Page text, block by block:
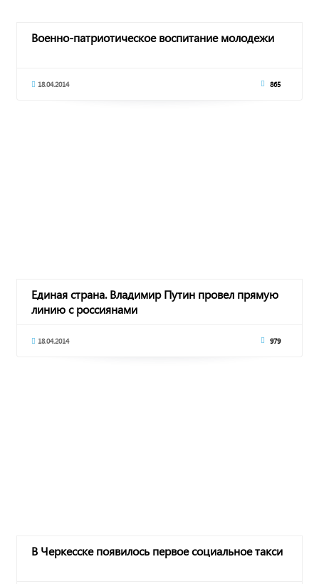
Военно-патриотическое воспитание молодежи
18.04.2014 865
Единая страна. Владимир Путин провел прямую
линию с россиянами
18.04.2014 979
В Черкесске появилось первое социальное такси